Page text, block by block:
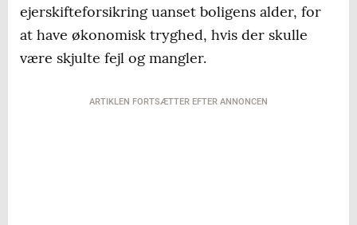
ejerskifteforsikring uanset boligens alder, for
at have økonomisk tryghed, hvis der skulle
være skjulte fejl og mangler.
ARTIKLEN FORTSÆTTER EFTER ANNONCEN